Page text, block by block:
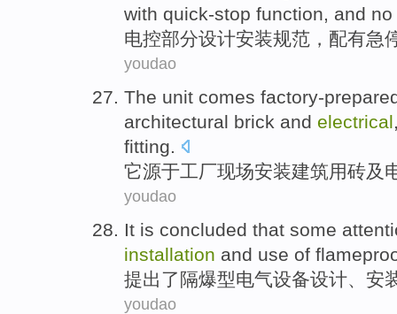
with quick-stop function, and
电控部分设计安装规范 ， 配有急
youdao
The unit comes factory-
architectural brick and electrical
fitting.
它源于工厂现场安装建筑用砖及
youdao
It is concluded that some
installation and use of
提出了隔爆型电气设备设计 安
youdao